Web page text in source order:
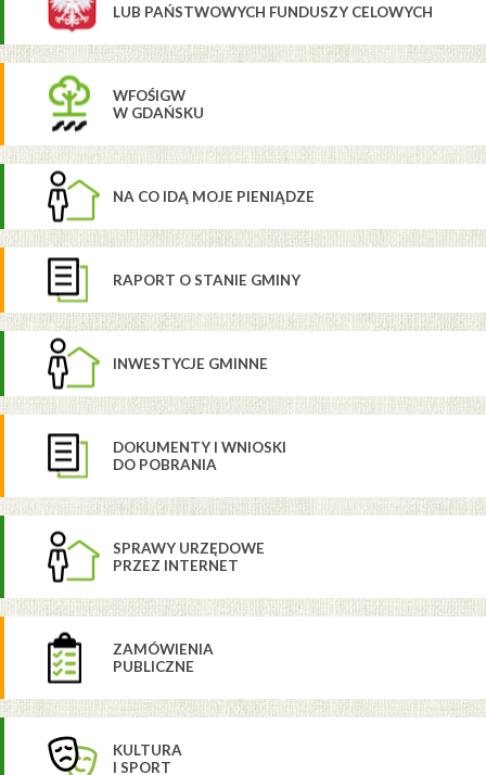
LUB PAŃSTWOWYCH FUNDUSZY CELOWYCH
WFOŚIGW
W GDAŃSKU
NA CO IDĄ MOJE PIENIĄDZE
RAPORT O STANIE GMINY
INWESTYCJE GMINNE
DOKUMENTY I WNIOSKI
DO POBRANIA
SPRAWY URZĘDOWE
PRZEZ INTERNET
ZAMÓWIENIA
PUBLICZNE
KULTURA
I SPORT